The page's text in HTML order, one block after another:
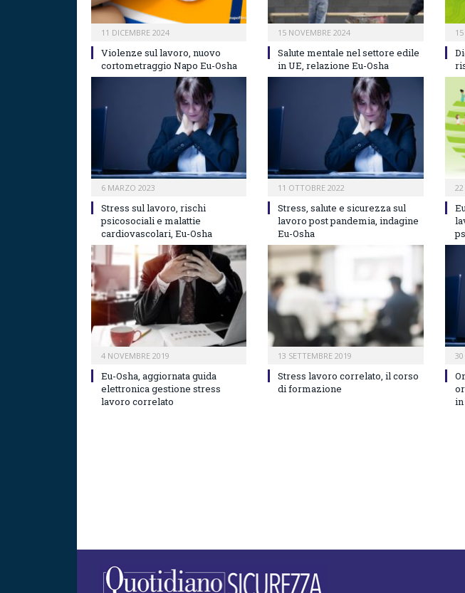
11 DICEMBRE 2024
Violenze sul lavoro, nuovo
cortometraggio Napo Eu-Osha
15 NOVEMBRE 2024
Salute mentale nel settore edile
in UE, relazione Eu-Osha
6 MARZO 2023
Stress sul lavoro, rischi
psicosociali e malattie
cardiovascolari, Eu-Osha
11 OTTOBRE 2022
Stress, salute e sicurezza sul
lavoro post pandemia, indagine
Eu-Osha
4 NOVEMBRE 2019
Eu-Osha, aggiornata guida
elettronica gestione stress
lavoro correlato
13 SETTEMBRE 2019
Stress lavoro correlato, il corso
di formazione
in